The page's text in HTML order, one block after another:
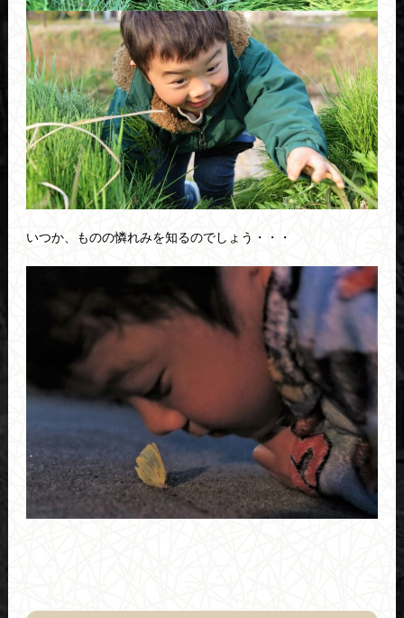
いつか、ものの憐れみを知るのでしょう・・・